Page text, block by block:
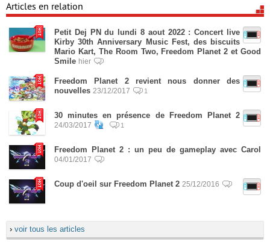
Articles en relation
Petit Dej PN du lundi 8 aout 2022 : Concert live
Kirby 30th Anniversary Music Fest, des biscuits
Mario Kart, The Room Two, Freedom Planet 2 et Good
Smile hier
Freedom Planet 2 revient nous donner des
nouvelles 23/12/2017 1
30 minutes en présence de Freedom Planet 2
24/03/2017 1
Freedom Planet 2 : un peu de gameplay avec Carol
04/01/2017
Coup d'oeil sur Freedom Planet 2 25/12/2016
› voir tous les articles